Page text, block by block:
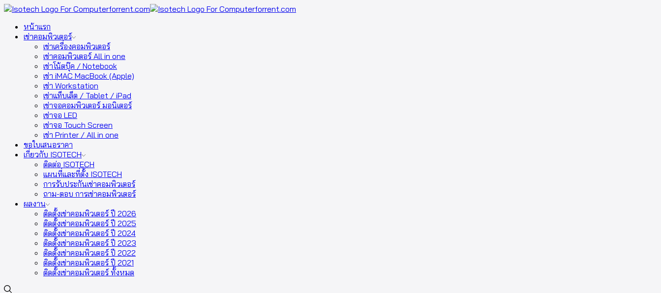
หน้าแรก
เช่าคอมพิวเตอร์
เช่าเครื่องคอมพิวเตอร์
เช่าคอมพิวเตอร์ All in one
เช่าโน้ตบุ๊ค / Notebook
เช่า iMAC MacBook (Apple)
เช่า Workstation
เช่าแท็บเล็ต / Tablet / iPad
เช่าจอคอมพิวเตอร์ มอนิเตอร์
เช่าจอ LED
เช่าจอ Touch Screen
เช่า Printer / All in one
ขอใบเสนอราคา
เกี่ยวกับ ISOTECH
ติดต่อ ISOTECH
แผนที่และที่ตั้ง ISOTECH
การรับประกันเช่าคอมพิวเตอร์
ถาม-ตอบ การเช่าคอมพิวเตอร์
ผลงาน
ติดตั้งเช่าคอมพิวเตอร์ ปี 2026
ติดตั้งเช่าคอมพิวเตอร์ ปี 2025
ติดตั้งเช่าคอมพิวเตอร์ ปี 2024
ติดตั้งเช่าคอมพิวเตอร์ ปี 2023
ติดตั้งเช่าคอมพิวเตอร์ ปี 2022
ติดตั้งเช่าคอมพิวเตอร์ ปี 2021
ติดตั้งเช่าคอมพิวเตอร์ ทั้งหมด